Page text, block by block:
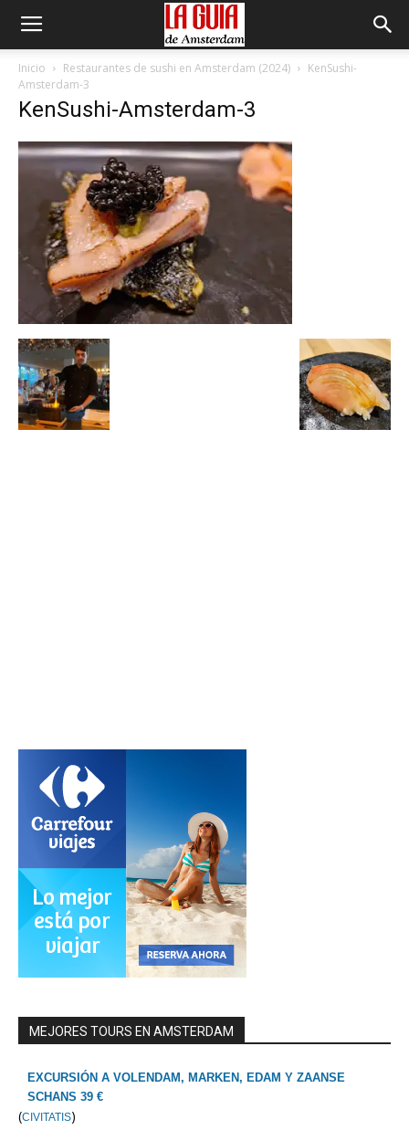
Inicio Restaurantes de sushi en Amsterdam (2024)
KenSushi-
Amsterdam-3
KenSushi-Amsterdam-3
MEJORES TOURS EN AMSTERDAM
EXCURSIÓN A VOLENDAM, MARKEN, EDAM Y ZAANSE
SCHANS 39 €
(CIVITATIS)